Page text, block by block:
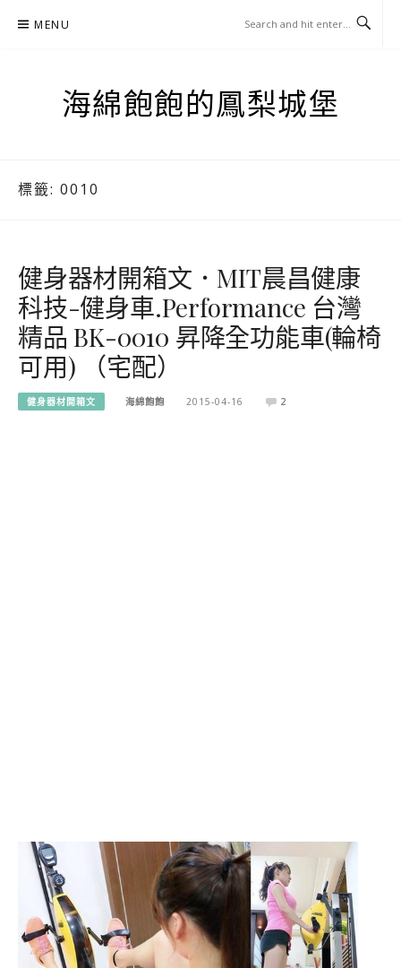
MENU
海綿飽飽的鳳梨城堡
標籤: 0010
健身器材開箱文．MIT晨昌健康
科技-健身車.Performance 台灣
精品 BK-0010 昇降全功能車(輪椅
可用) （宅配）
健身器材開箱文 海綿飽飽 2015-04-16 2